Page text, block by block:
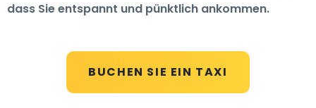
BUCHEN SIE EIN TAXI
dass Sie entspannt und pünktlich ankommen.